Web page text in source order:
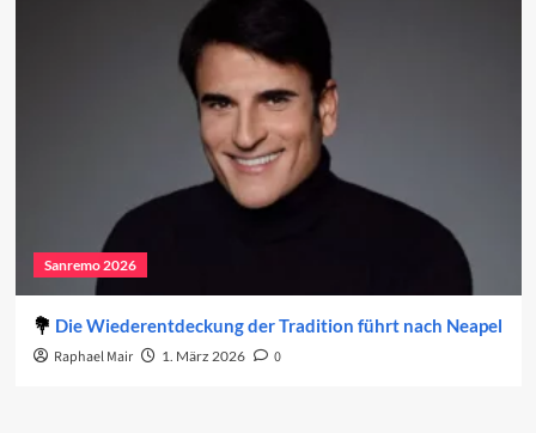
Sanremo 2026
Die Wiederentdeckung der Tradition führt nach Neapel
Raphael Mair 1. März 2026 0